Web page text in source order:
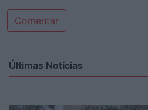
Comentar
Últimas Notícias